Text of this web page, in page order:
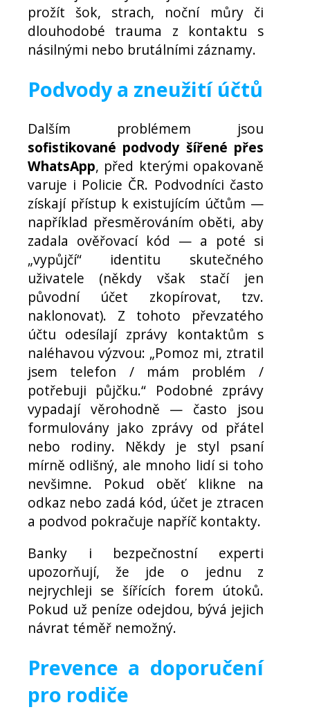
prožít šok, strach, noční můry či
dlouhodobé trauma z kontaktu s
násilnými nebo brutálními záznamy.
Podvody a zneužití účtů
Dalším problémem jsou
sofistikované podvody šířené přes
WhatsApp, před kterými opakovaně
varuje i Policie ČR. Podvodníci často
získají přístup k existujícím účtům —
například přesměrováním oběti, aby
zadala ověřovací kód — a poté si
„vypůjčí“ identitu skutečného
uživatele (někdy však stačí jen
původní účet zkopírovat, tzv.
naklonovat). Z tohoto převzatého
účtu odesílají zprávy kontaktům s
naléhavou výzvou: „Pomoz mi, ztratil
jsem telefon / mám problém /
potřebuji půjčku.“ Podobné zprávy
vypadají věrohodně — často jsou
formulovány jako zprávy od přátel
nebo rodiny. Někdy je styl psaní
mírně odlišný, ale mnoho lidí si toho
nevšimne. Pokud oběť klikne na
odkaz nebo zadá kód, účet je ztracen
a podvod pokračuje napříč kontakty.
Banky i bezpečnostní experti
upozorňují, že jde o jednu z
nejrychleji se šířících forem útoků.
Pokud už peníze odejdou, bývá jejich
návrat téměř nemožný.
Prevence a doporučení
pro rodiče